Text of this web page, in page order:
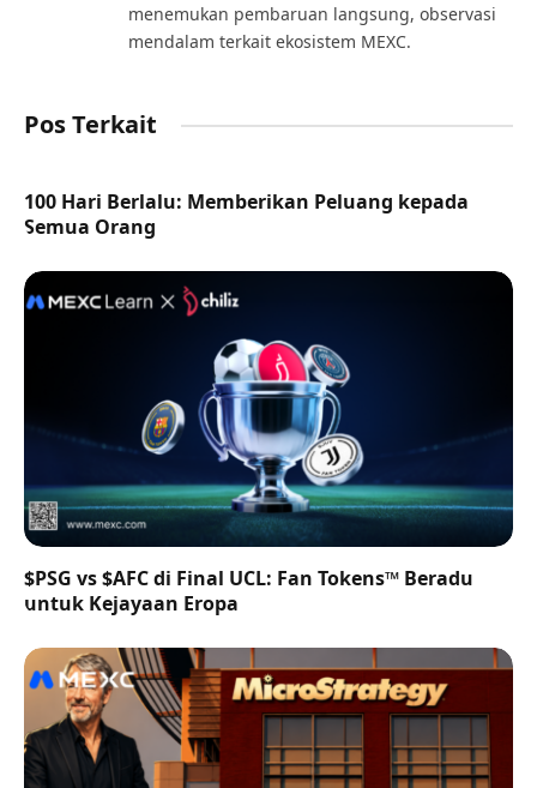
menemukan pembaruan langsung, observasi
mendalam terkait ekosistem MEXC.
Pos Terkait
100 Hari Berlalu: Memberikan Peluang kepada
Semua Orang
$PSG vs $AFC di Final UCL: Fan Tokens™ Beradu
untuk Kejayaan Eropa